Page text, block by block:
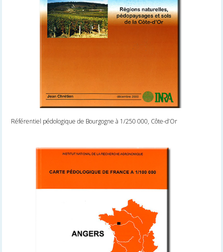
Référentiel pédologique de Bourgogne à 1/250 000, Côte-d’Or